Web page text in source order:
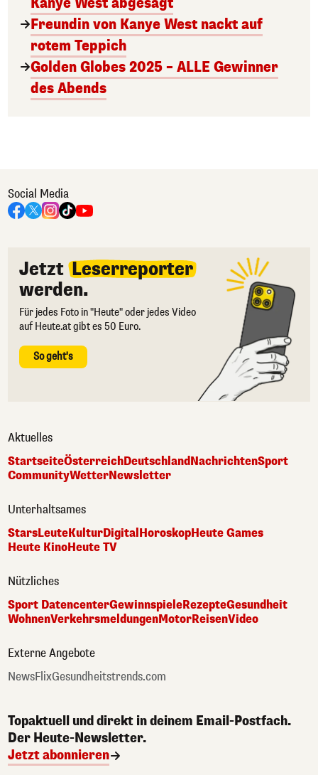
Freundin von Kanye West nackt auf
rotem Teppich
Golden Globes 2025 – ALLE Gewinner
des Abends
Social Media
Jetzt Leserreporter
werden.
Für jedes Foto in "Heute" oder jedes Video
auf Heute.at gibt es 50 Euro.
So geht's
Aktuelles
StartseiteÖsterreichDeutschlandNachrichtenSport
CommunityWetterNewsletter
Unterhaltsames
StarsLeuteKulturDigitalHoroskopHeute Games
Heute KinoHeute TV
Nützliches
Sport DatencenterGewinnspieleRezepteGesundheit
WohnenVerkehrsmeldungenMotorReisenVideo
Externe Angebote
NewsFlixGesundheitstrends.com
Topaktuell und direkt in deinem Email-Postfach.
Der Heute-Newsletter.
Jetzt abonnieren